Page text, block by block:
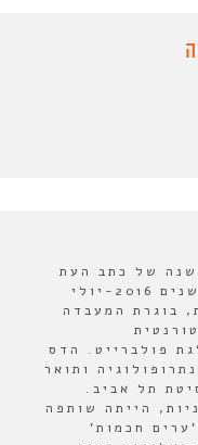
של כתב העת
והפודקסט "אורבנולוגיה" בין השנים 2016-יולי
בוגרת המעבדה
פולברייט. הדס
ותואר
תל אביב.
הייתה שותפה
'ערים חכמות'